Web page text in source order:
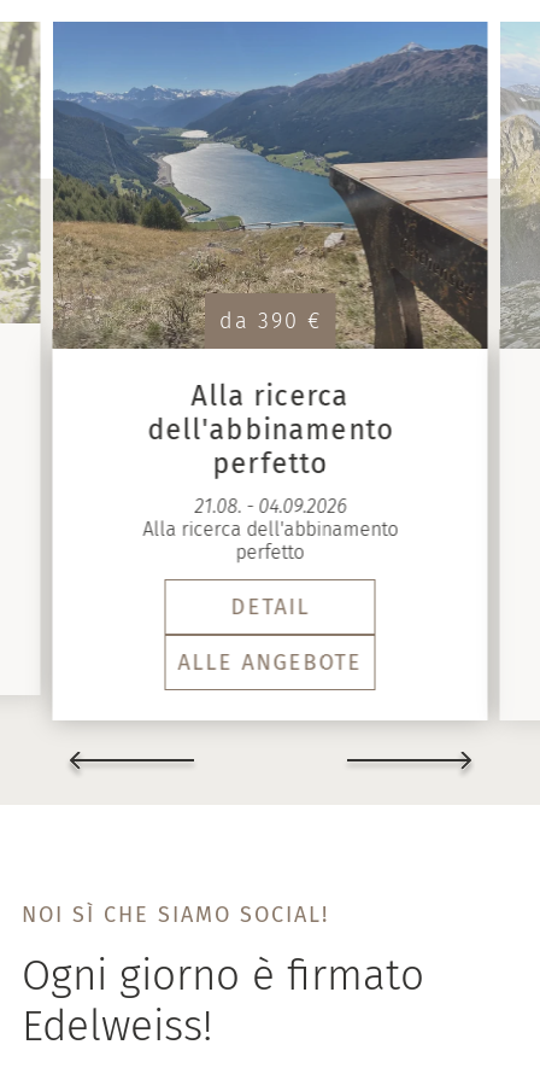
Alla ricerca
dell'abbinamento
perfetto
21.08. - 04.09.2026
Alla ricerca dell'abbinamento
perfetto
DETAIL
ALLE ANGEBOTE
da 390 €
NOI SÌ CHE SIAMO SOCIAL!
Ogni giorno è firmato
Edelweiss!